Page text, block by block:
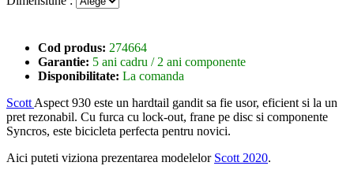
Cod produs: 274664
Garantie: 5 ani cadru / 2 ani componente
Disponibilitate: La comanda
Scott Aspect 930 este un hardtail gandit sa fie usor, eficient si la un
pret rezonabil. Cu furca cu lock-out, frane pe disc si componente
Syncros, este bicicleta perfecta pentru novici.
Aici puteti viziona prezentarea modelelor Scott 2020.